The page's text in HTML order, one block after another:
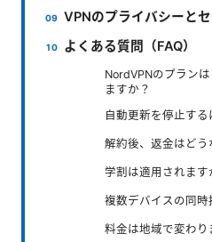
VPNのプライバシーと
よくある質問（FAQ）
NordVPNのプラン
ますか？
自動更新を停止す
解約後、返金はどう
学割は適用されます
複数デバイスの同時
料金は地域で変わり